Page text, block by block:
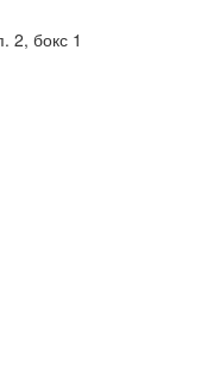
2, бокс 1